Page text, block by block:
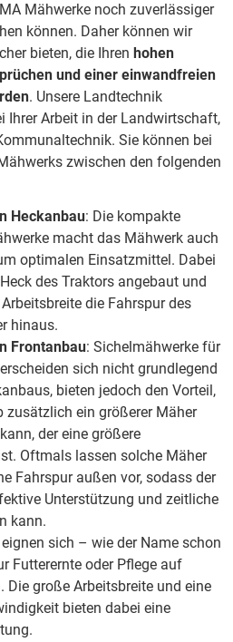
Mähwerke noch zuverlässiger
können. Daher können wir
bieten, die Ihren hohen
und einer einwandfreien
. Unsere Landtechnik
Ihrer Arbeit in der Landwirtschaft,
Sie können bei
zwischen den folgenden
Heckanbau: Die kompakte
macht das Mähwerk auch
optimalen Einsatzmittel. Dabei
des Traktors angebaut und
die Fahrspur des
hinaus.
Frontanbau: Sichelmähwerke für
sich nicht grundlegend
bieten jedoch den Vorteil,
zusätzlich ein größerer Mäher
der eine größere
Oftmals lassen solche Mäher
Fahrspur außen vor, sodass der
Unterstützung und zeitliche
kann.
eignen sich – wie der Name schon
Futterernte oder Pflege auf
Die große Arbeitsbreite und eine
bieten dabei eine